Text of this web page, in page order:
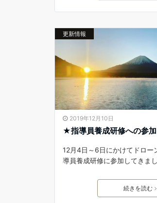
更新情報
2019年12月10日
★指導員養成研修への参
12月4日～6日にかけてドロー
導員養成研修に参加してきまし
続きを読む